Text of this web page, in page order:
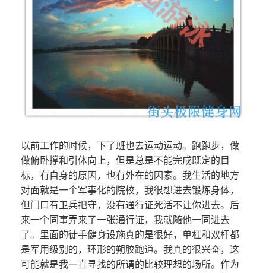
以前工作的时候，下了班也去运动运动。跑跑步，做
做俯卧撑和引体向上，但是总是不能完成既定的目
标，有自身的原因，也有外在的因素。我生活的地方
对面就是一个军事化的院校，我很想进去锻炼身体，
但门口有卫兵把守，没有通行证死活不让你进去。后
来一个同事弄来了一张通行证，我就随他一同进去
了。里面的徒手健身设施真的是很好，单杠和双杆都
是军用级别的，环形的朔胶跑道。我真的很兴奋，这
可能就是我一直寻找的所谓的比较理想的场所。作为